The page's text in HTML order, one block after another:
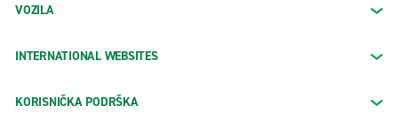
VOZILA
INTERNATIONAL WEBSITES
KORISNIČKA PODRŠKA